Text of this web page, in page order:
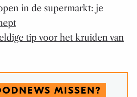
in de supermarkt: je
tip voor het kruiden van
MISSEN?